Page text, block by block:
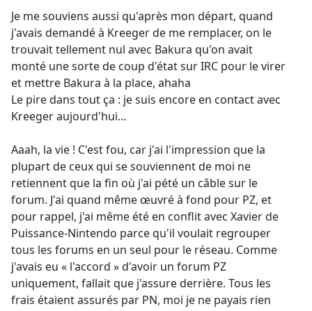
Je me souviens aussi qu'après mon départ, quand
j'avais demandé à Kreeger de me remplacer, on le
trouvait tellement nul avec Bakura qu'on avait
monté une sorte de coup d'état sur IRC pour le virer
et mettre Bakura à la place, ahaha
Le pire dans tout ça : je suis encore en contact avec
Kreeger aujourd'hui…
Aaah, la vie ! C'est fou, car j'ai l'impression que la
plupart de ceux qui se souviennent de moi ne
retiennent que la fin où j'ai pété un câble sur le
forum. J'ai quand même œuvré à fond pour PZ, et
pour rappel, j'ai même été en conflit avec Xavier de
Puissance-Nintendo parce qu'il voulait regrouper
tous les forums en un seul pour le réseau. Comme
j'avais eu « l'accord » d'avoir un forum PZ
uniquement, fallait que j'assure derrière. Tous les
frais étaient assurés par PN, moi je ne payais rien